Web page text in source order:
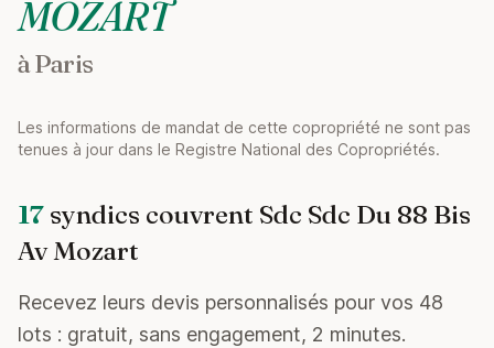
MOZART
à Paris
Les informations de mandat de cette copropriété ne sont pas
tenues à jour dans le Registre National des Copropriétés.
17 syndics couvrent Sdc Sdc Du 88 Bis
Av Mozart
Recevez leurs devis personnalisés pour vos 48
lots : gratuit, sans engagement, 2 minutes.